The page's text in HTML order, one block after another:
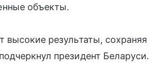
объекты.
высокие результаты, сохраняя
президент Беларуси.